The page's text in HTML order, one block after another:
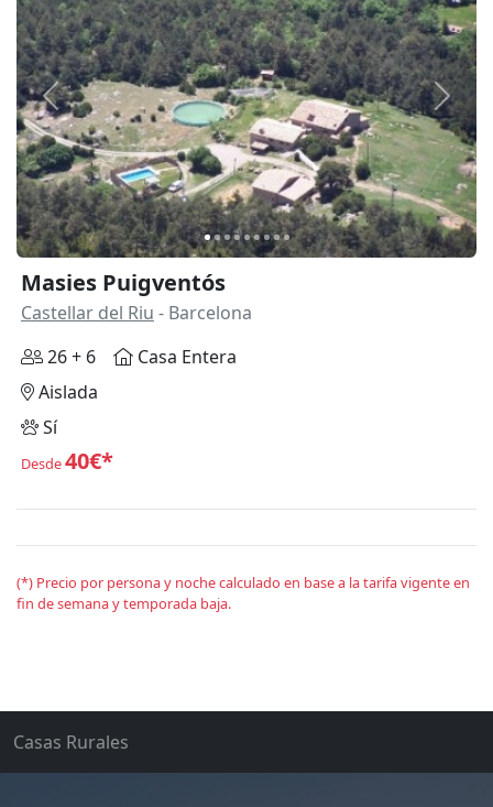
Anterior
Masies Puigventós
Castellar del Riu - Barcelona
26 + 6
Casa Entera
Aislada
Sí
Desde40€*
(*) Precio por persona y noche calculado en base a la tarifa vigente en
fin de semana y temporada baja.
Casas Rurales